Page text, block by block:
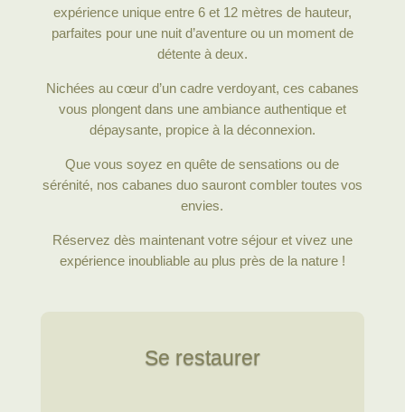
expérience unique entre 6 et 12 mètres de hauteur,
parfaites pour une nuit d’aventure ou un moment de
détente à deux.
Nichées au cœur d’un cadre verdoyant, ces cabanes
vous plongent dans une ambiance authentique et
dépaysante, propice à la déconnexion.
Que vous soyez en quête de sensations ou de
sérénité, nos cabanes duo sauront combler toutes vos
envies.
Réservez dès maintenant votre séjour et vivez une
expérience inoubliable au plus près de la nature !
Se restaurer